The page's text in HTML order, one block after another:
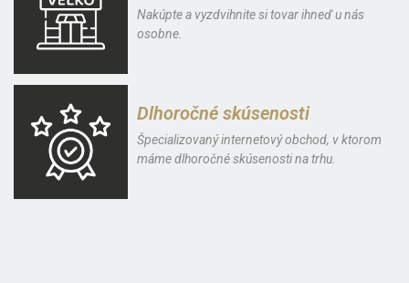
Nakúpte a vyzdvihnite si tovar ihneď u nás
osobne.
Dlhoročné skúsenosti
Špecializovaný internetový obchod, v ktorom
máme dlhoročné skúsenosti na trhu.